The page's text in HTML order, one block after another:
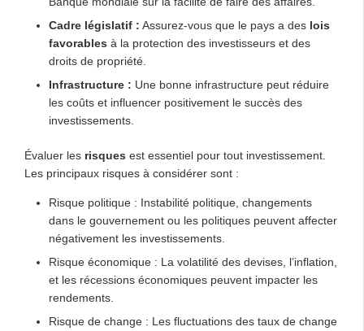
Cadre législatif : Assurez-vous que le pays a des lois
favorables à la protection des investisseurs et des
droits de propriété.
Infrastructure : Une bonne infrastructure peut réduire
les coûts et influencer positivement le succès des
investissements.
Évaluer les risques est essentiel pour tout investissement.
Les principaux risques à considérer sont :
Risque politique : Instabilité politique, changements
dans le gouvernement ou les politiques peuvent affecter
négativement les investissements.
Risque économique : La volatilité des devises, l’inflation,
et les récessions économiques peuvent impacter les
rendements.
Risque de change : Les fluctuations des taux de change